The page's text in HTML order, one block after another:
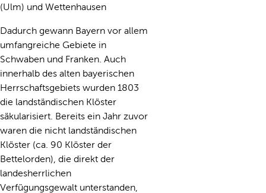
(Ulm) und Wettenhausen
Dadurch gewann Bayern vor allem
umfangreiche Gebiete in
Schwaben und Franken. Auch
innerhalb des alten bayerischen
Herrschaftsgebiets wurden 1803
die landständischen Klöster
säkularisiert. Bereits ein Jahr zuvor
waren die nicht landständischen
Klöster (ca. 90 Klöster der
Bettelorden), die direkt der
landesherrlichen
Verfügungsgewalt unterstanden,